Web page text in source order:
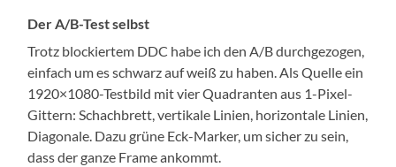
Der A/B-Test selbst
Trotz blockiertem DDC habe ich den A/B durchgezogen,
einfach um es schwarz auf weiß zu haben. Als Quelle ein
1920×1080-Testbild mit vier Quadranten aus 1-Pixel-
Gittern: Schachbrett, vertikale Linien, horizontale Linien,
Diagonale. Dazu grüne Eck-Marker, um sicher zu sein,
dass der ganze Frame ankommt.